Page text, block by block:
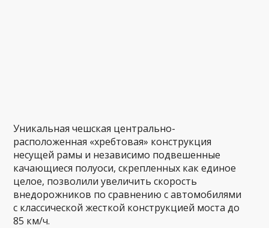
Уникальная чешская центрально-
расположенная «хребтовая» конструкция
несущей рамы и независимо подвешенные
качающиеся полуоси, скрепленных как единое
целое, позволили увеличить скорость
внедорожников по сравнению с автомобилями
с классической жесткой конструкцией моста до
85 км/ч.